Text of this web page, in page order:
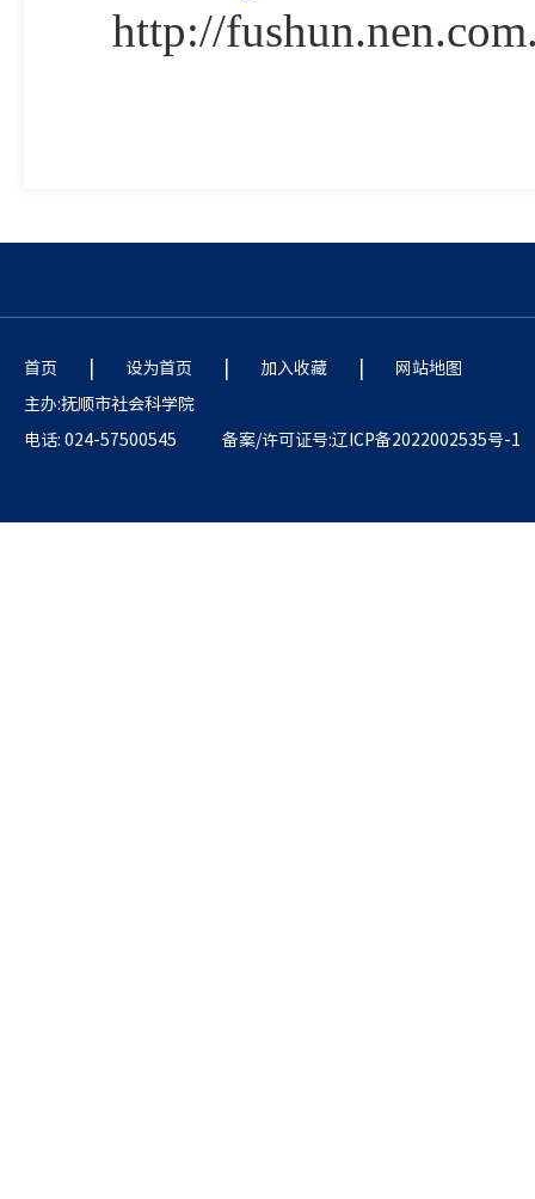
http://
首页 | 设为首页 | 加入收藏 |
网站地图
主办:抚顺市社会科学院
电话: 024-57500545
备案/许可证号:辽ICP备2022002535号-1